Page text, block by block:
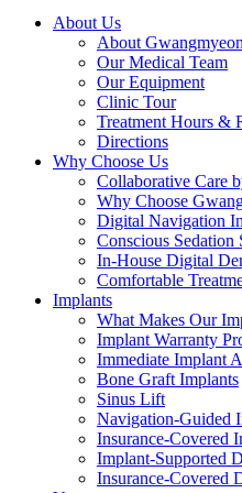
About Us
About
Our Medical Team
Our Equipment
Clinic Tour
Treatment Hours &
Directions
Why Choose Us
Collaborative Care
Why Choose
Digital Navigation
Conscious Sedation
In-House Digital
Comfortable
Implants
What Makes Our
Implant Warranty
Immediate Implant
Bone Graft Implants
Sinus Lift
Navigation-Guided
Insurance-Covered
Implant-Supported
Insurance-Covered